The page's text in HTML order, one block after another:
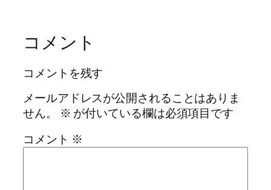
コメント
コメントを残す
メールアドレスが公開されることはありま
せん。
※ が付いている欄は必須項目です
コメント ※